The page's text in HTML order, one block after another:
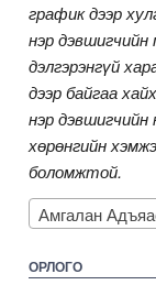
график дээр
нэр дэвшигчийн
дэлгэрэнгүй
дээр байгаа
нэр дэвшигчийн
хөрөнгийн
боломжтой.
ОРЛОГО